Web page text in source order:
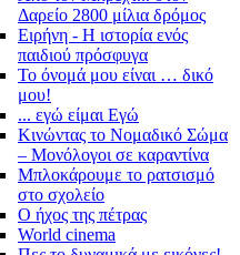
Δαρείο 2800 μίλια δρόμος
Ειρήνη - Η ιστορία ενός
παιδιού πρόσφυγα
Το όνομά μου είναι … δικό
μου!
... εγώ είμαι Εγώ
Κινώντας το Νομαδικό Σώμα
– Μονόλογοι σε καραντίνα
Μπλοκάρουμε το ρατσισμό
στο σχολείο
Ο ήχος της πέτρας
World cinema